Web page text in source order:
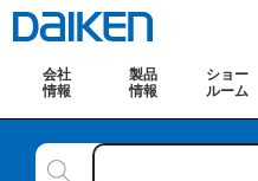
会社
情報
製品
情報
ショー
ルーム